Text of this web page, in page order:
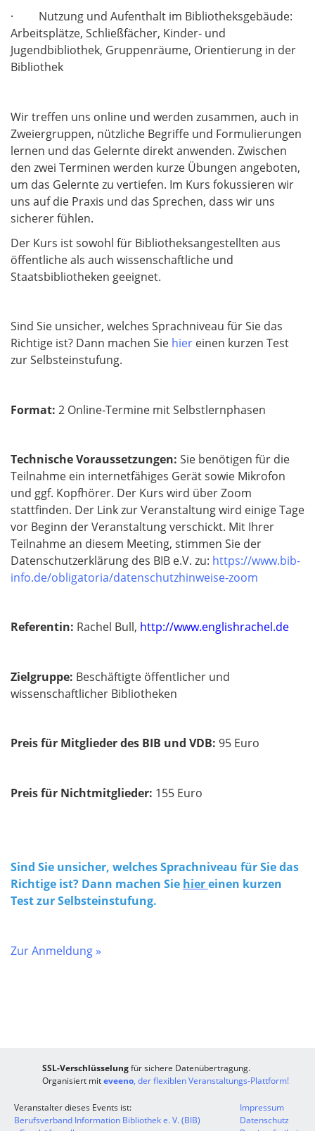
· Nutzung und Aufenthalt im Bibliotheksgebäude:
Arbeitsplätze, Schließfächer, Kinder- und
Jugendbibliothek, Gruppenräume, Orientierung in der
Bibliothek
Wir treffen uns online und werden zusammen, auch in
Zweiergruppen, nützliche Begriffe und Formulierungen
lernen und das Gelernte direkt anwenden. Zwischen
den zwei Terminen werden kurze Übungen angeboten,
um das Gelernte zu vertiefen. Im Kurs fokussieren wir
uns auf die Praxis und das Sprechen, dass wir uns
sicherer fühlen.
Der Kurs ist sowohl für Bibliotheksangestellten aus
öffentliche als auch wissenschaftliche und
Staatsbibliotheken geeignet.
Sind Sie unsicher, welches Sprachniveau für Sie das
Richtige ist? Dann machen Sie hier einen kurzen Test
zur Selbsteinstufung.
Format: 2 Online-Termine mit Selbstlernphasen
Technische Voraussetzungen: Sie benötigen für die
Teilnahme ein internetfähiges Gerät sowie Mikrofon
und ggf. Kopfhörer. Der Kurs wird über Zoom
stattfinden. Der Link zur Veranstaltung wird einige Tage
vor Beginn der Veranstaltung verschickt. Mit Ihrer
Teilnahme an diesem Meeting, stimmen Sie der
Datenschutzerklärung des BIB e.V. zu: https://www.bib-
info.de/obligatoria/datenschutzhinweise-zoom
Referentin: Rachel Bull, http://www.englishrachel.de
Zielgruppe: Beschäftigte öffentlicher und
wissenschaftlicher Bibliotheken
Preis für Mitglieder des BIB und VDB: 95 Euro
Preis für Nichtmitglieder: 155 Euro
Sind Sie unsicher, welches Sprachniveau für Sie das
Richtige ist? Dann machen Sie hiereinen kurzen
Test zur Selbsteinstufung.
Zur Anmeldung »
SSL-Verschlüsselungfür sichere Datenübertragung.
Organisiert miteveeno, der flexiblen Veranstaltungs-Plattform!
Veranstalter dieses Events ist:
Berufsverband Information Bibliothek e. V. (BIB)
Impressum
Datenschutz